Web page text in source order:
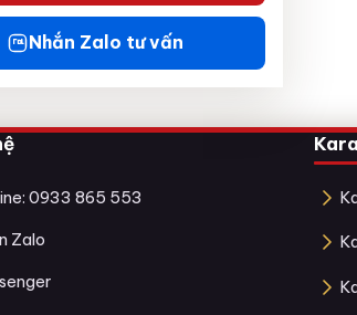
Nhắn Zalo tư vấn
0933 865 553
Zalo